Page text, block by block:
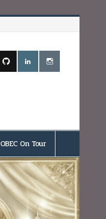
OBEC On Tour